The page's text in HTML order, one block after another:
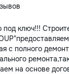
под ключ!!!
с полного
на основе